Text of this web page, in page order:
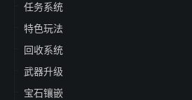
任务系统
特色玩法
回收系统
武器升级
宝石镶嵌